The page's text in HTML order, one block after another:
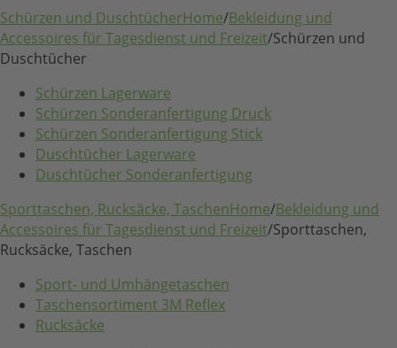
Schürzen und DuschtücherHome/Bekleidung und
Accessoires für Tagesdienst und Freizeit/Schürzen und
Duschtücher
Schürzen Lagerware
Schürzen Sonderanfertigung Druck
Schürzen Sonderanfertigung Stick
Duschtücher Lagerware
Duschtücher Sonderanfertigung
Sporttaschen, Rucksäcke, TaschenHome/Bekleidung und
Accessoires für Tagesdienst und Freizeit/Sporttaschen,
Rucksäcke, Taschen
Sport- und Umhängetaschen
Taschensortiment 3M Reflex
Rucksäcke